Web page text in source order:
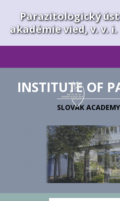
Parazitologický
akadémie vied, v. v. i.
INSTITUTE OF
SLOVAK